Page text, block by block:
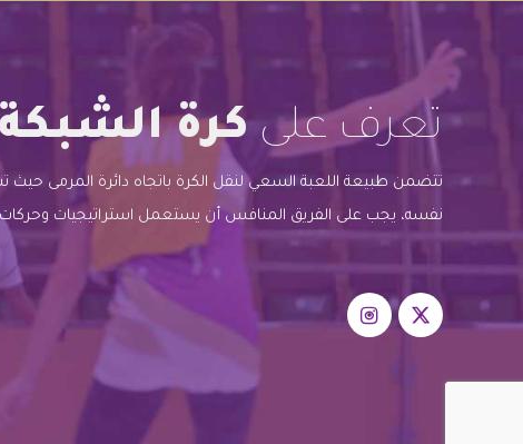
تعرف علىكرة الشبكة
تتضمن طبيعة اللعبة السعي لنقل الكرة باتجاه دائرة المرمى
نفسه، يجب على الفريق المنافس أن يستعمل استراتيجيات وحركات